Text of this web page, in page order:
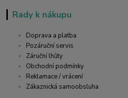
Rady k nákupu
Doprava a platba
Pozáruční servis
Záruční lhůty
Obchodní podmínky
Reklamace / vrácení
Zákaznická samoobsluha